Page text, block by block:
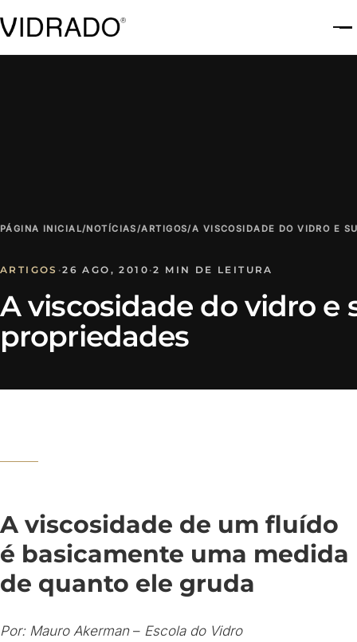
PÁGINA INICIAL/NOTÍCIAS/ARTIGOS/A VISCOSIDADE DO VIDRO E
ARTIGOS ·26 AGO, 2010 ·2 MIN DE LEITURA
A viscosidade do vidro e
propriedades
A viscosidade de um fluído
é basicamente uma medida
de quanto ele gruda
Por: Mauro Akerman– Escola do Vidro